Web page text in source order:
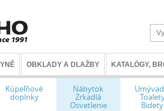
OBKLADY A DLAŽBY KATALÓGY,
Kúpeľňové
doplnky
Nábytok
Zrkadlá
Osvetlenie Bidety